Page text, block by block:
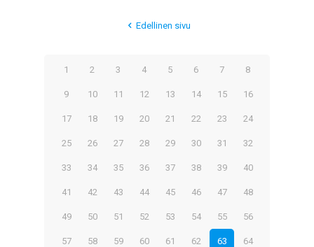
Edellinen sivu
1 2 3 4 5 6 7 8
9 10 11 12 13 14 15 16
17 18 19 20 21 22 23 24
25 26 27 28 29 30 31 32
33 34 35 36 37 38 39 40
41 42 43 44 45 46 47 48
49 50 51 52 53 54 55 56
57 58 59 60 61 62 63 64